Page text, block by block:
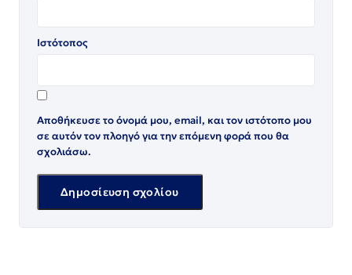
Ιστότοπος
Αποθήκευσε το όνομά μου, email, και τον ιστότοπο μου
σε αυτόν τον πλοηγό για την επόμενη φορά που θα
σχολιάσω.